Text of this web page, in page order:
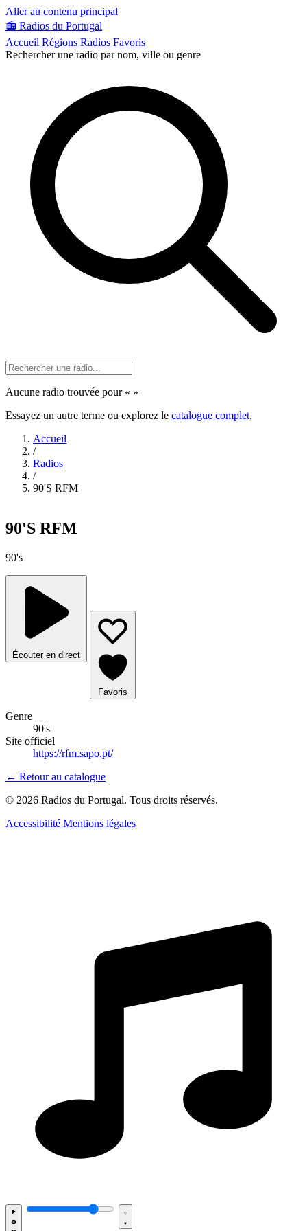
Aller au contenu principal
📻 Radios du Portugal
Accueil Régions Radios Favoris
Rechercher une radio par nom, ville ou genre
Aucune radio trouvée pour « »
Essayez un autre terme ou explorez le catalogue complet.
Accueil
/
Radios
/
90'S RFM
90'S RFM
90's
Écouter en direct
Favoris
Genre
90's
Site officiel
https://rfm.sapo.pt/
← Retour au catalogue
© 2026 Radios du Portugal. Tous droits réservés.
Accessibilité Mentions légales